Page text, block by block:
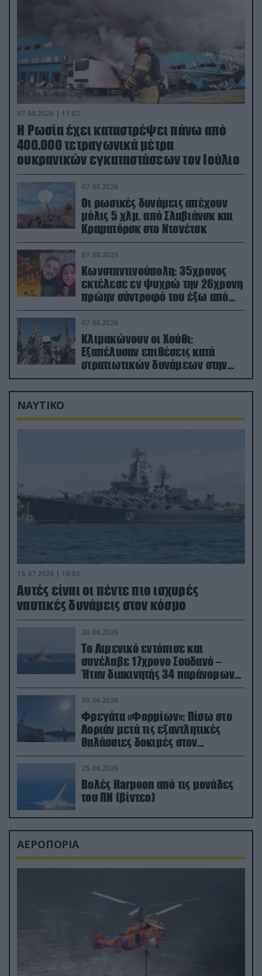
07.08.2026 | 11:02
Η Ρωσία έχει καταστρέψει πάνω από
400.000 τετραγωνικά μέτρα
ουκρανικών εγκαταστάσεων τον Ιούλιο
07.08.2026
Οι ρωσικές δυνάμεις απέχουν
μόλις 5 χλμ. από Σλαβιάνσκ και
Κραματόρσκ στο Ντονέτσκ
07.08.2026
Κωνσταντινούπολη: 35χρονος
εκτέλεσε εν ψυχρώ την 26χρονη
πρώην σύντροφό του έξω από
φαρμακείο (βίντεο)
07.08.2026
Κλιμακώνουν οι Χούθι:
Eξαπέλυσαν επιθέσεις κατά
στρατιωτικών δυνάμεων στην
Υεμένη – Πλήγματα & στη
Σαουδική Αραβία!
ΝΑΥΤΙΚΟ
15.07.2026 | 16:03
Aυτές είναι οι πέντε πιο ισχυρές
ναυτικές δυνάμεις στον κόσμο
30.06.2026
Το Λιμενικό εντόπισε και
συνέλαβε 17χρονο Σουδανό –
Ήταν διακινητής 34 παράνομων
μεταναστών
30.06.2026
Φρεγάτα «Φορμίων»: Πίσω στο
Λοριάν μετά τις εξαντλητικές
θαλάσσιες δοκιμές στον
απαιτητικό Βισκαϊκό
25.06.2026
Βολές Harpoon από τις μονάδες
του ΠΝ (βίντεο)
ΑΕΡΟΠΟΡΙΑ